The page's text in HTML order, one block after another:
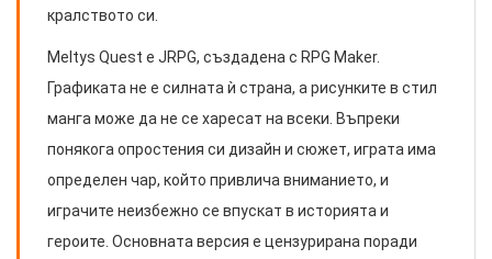
кралството си.
Meltys Quest е JRPG, създадена с RPG Maker.
Графиката не е силната ѝ страна, а рисунките в стил
манга може да не се харесат на всеки. Въпреки
понякога опростения си дизайн и сюжет, играта има
определен чар, който привлича вниманието, и
играчите неизбежно се впускат в историята и
героите. Основната версия е цензурирана поради